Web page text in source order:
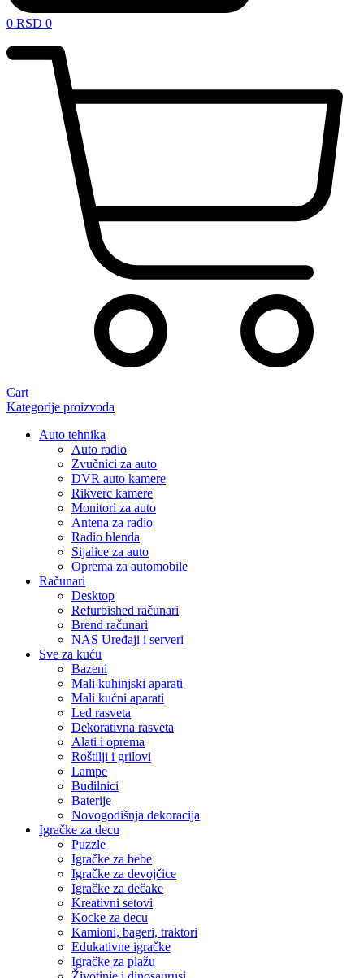
0 RSD 0
Cart
Kategorije proizvoda
Auto tehnika
Auto radio
Zvučnici za auto
DVR auto kamere
Rikverc kamere
Monitori za auto
Antena za radio
Radio blenda
Sijalice za auto
Oprema za automobile
Računari
Desktop
Refurbished računari
Brend računari
NAS Uređaji i serveri
Sve za kuću
Bazeni
Mali kuhinjski aparati
Mali kućni aparati
Led rasveta
Dekorativna rasveta
Alati i oprema
Roštilji i grilovi
Lampe
Budilnici
Baterije
Novogodišnja dekoracija
Igračke za decu
Puzzle
Igračke za bebe
Igračke za devojčice
Igračke za dečake
Kreativni setovi
Kocke za decu
Kamioni, bageri, traktori
Edukativne igračke
Igračke za plažu